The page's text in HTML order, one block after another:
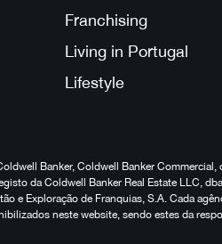
Franchising
Living in Portugal
Lifestyle
Banker, Coldwell Banker Commercial,
da Coldwell Banker Real Estate LLC, dba
e Exploração de Franquias, S.A. Cada
neste website, sendo estes da